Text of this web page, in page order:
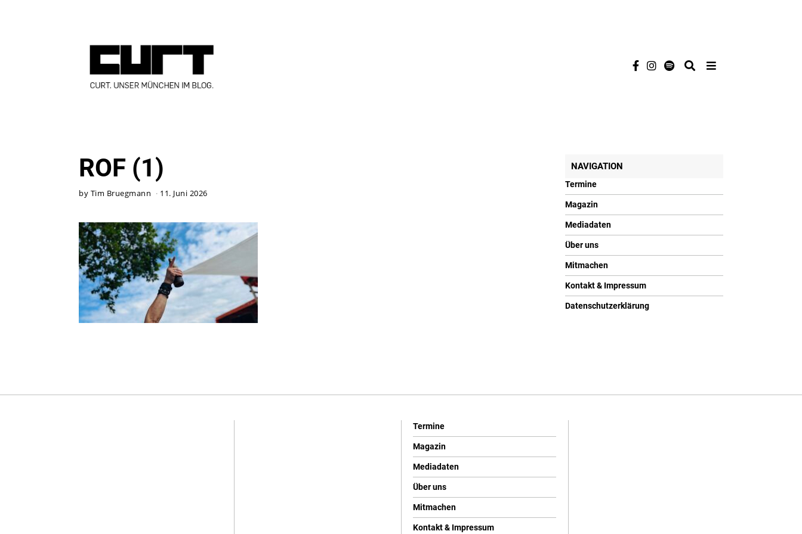
ROF (1)
by Tim Bruegmann 11. Juni 2026
NAVIGATION
Termine
Magazin
Mediadaten
Über uns
Mitmachen
Kontakt & Impressum
Datenschutzerklärung
Termine
Magazin
Mediadaten
Über uns
Mitmachen
Kontakt & Impressum